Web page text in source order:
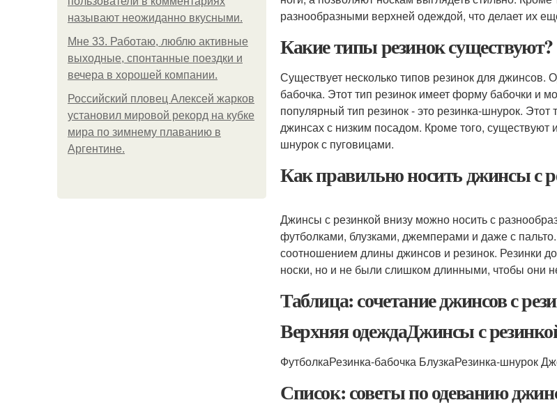
называют неожиданно вкусными.
Мне 33. Работаю, люблю активные
выходные, спонтанные поездки и
вечера в хорошей компании.
Российский пловец Алексей жарков
установил мировой рекорд на кубке
мира по зимнему плаванию в
Аргентине.
разнообразными верхней одеждой, что делает их
Какие типы резинок существуют?
Существует несколько типов резинок для
бабочка. Этот тип резинок имеет форму бабочки и
популярный тип резинок - это резинка-шнурок.
джинсах с низким посадом. Кроме того, существуют
шнурок с пуговицами.
Как правильно носить джинсы с
Джинсы с резинкой внизу можно носить с
футболками, блузками, джемперами и даже с
соотношением длины джинсов и резинок. Резинки
носки, но и не были слишком длинными, чтобы они
Таблица: сочетание джинсов с
Верхняя одеждаДжинсы с
ФутболкаРезинка-бабочка БлузкаРезинка-шнурок
Список: советы по одеванию